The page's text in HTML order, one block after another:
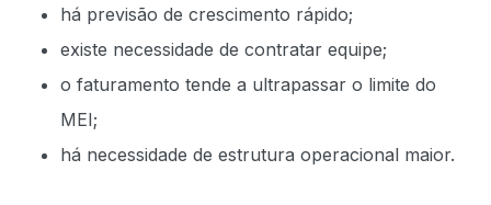
há previsão de crescimento rápido;
existe necessidade de contratar equipe;
o faturamento tende a ultrapassar o limite do
MEI;
há necessidade de estrutura operacional maior.